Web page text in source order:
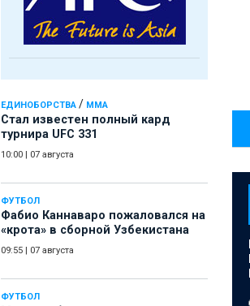
ЕДИНОБОРСТВА / ММА
Стал известен полный кард
турнира UFC 331
10:00 07 августа
ФУТБОЛ
Фабио Каннаваро пожаловался на
«крота» в сборной Узбекистана
09:55 07 августа
ФУТБОЛ